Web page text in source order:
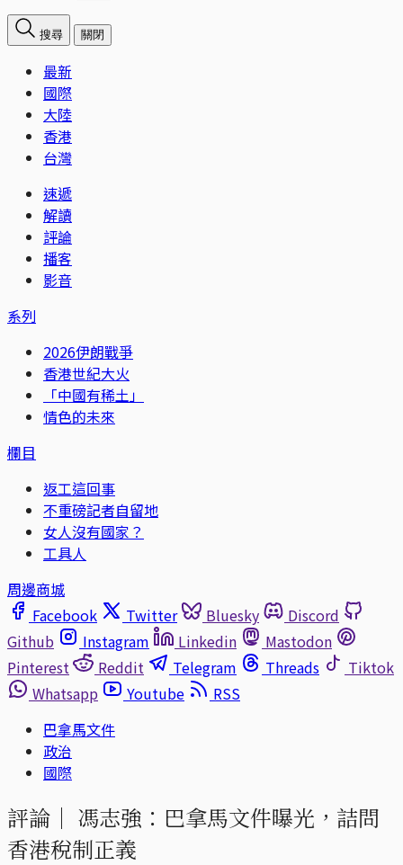
搜尋 關閉
最新
國際
大陸
香港
台灣
速遞
解讀
評論
播客
影音
系列
2026伊朗戰爭
香港世紀大火
「中國有稀土」
情色的未來
欄目
返工這回事
不重磅記者自留地
女人沒有國家？
工具人
周邊商城
Facebook
Twitter Bluesky
Discord
Github
Instagram Linkedin
Mastodon
Pinterest
Reddit Telegram Threads
Tiktok
Whatsapp
Youtube
RSS
巴拿馬文件
政治
國際
評論｜ 馮志強：巴拿馬文件曝光，詰問
香港稅制正義